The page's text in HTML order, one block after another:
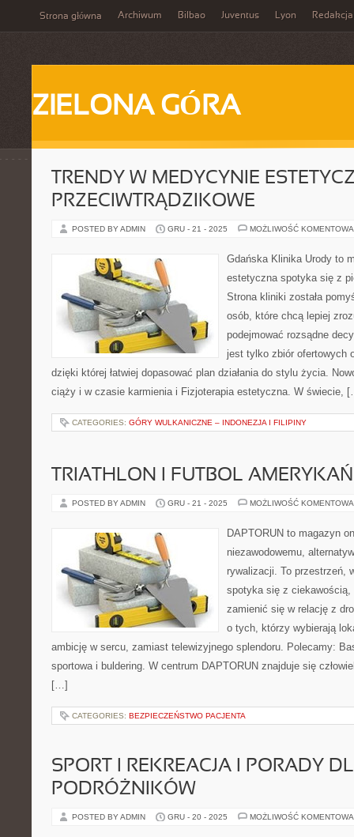
Strona główna Archiwum Bilbao Juventus Lyon Redakcja
ZIELONA GÓRA
TRENDY W MEDYCYNIE
PRZECIWTRĄDZIKOWE
POSTED BY ADMIN GRU - 21 - 2025 MOŻLIWOŚĆ
Gdańska Klinika Urody to
estetyczna spotyka się z
Strona kliniki została
osób, które chcą lepiej
podejmować rozsądne
jest tylko zbiór ofertowych
dzięki której łatwiej dopasować plan działania do stylu życia.
ciąży i w czasie karmienia i Fizjoterapia estetyczna. W świecie,
CATEGORIES: GÓRY WULKANICZNE – INDONEZJA I FILIPINY
TRIATHLON I FUTBOL
POSTED BY ADMIN GRU - 21 - 2025 MOŻLIWOŚĆ
DAPTORUN to magazyn
niezawodowemu,
rywalizacji. To przestrzeń,
spotyka się z ciekawością,
zamienić się w relację z
o tych, którzy wybierają
ambicję w sercu, zamiast telewizyjnego splendoru. Polecamy:
sportowa i buldering. W centrum DAPTORUN znajduje się
[…]
CATEGORIES: BEZPIECZEŃSTWO PACJENTA
SPORT I REKREACJA I PORADY
PODRÓŻNIKÓW
POSTED BY ADMIN GRU - 20 - 2025 MOŻLIWOŚĆ